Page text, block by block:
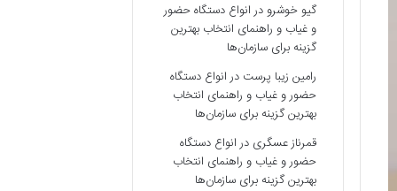
گیو خوشرو درانواع دستگاه حضور
و غیاب و راهنمای انتخاب بهترین
گزینه برای سازمان‌ها
رامین زیبا پرست درانواع دستگاه
حضور و غیاب و راهنمای انتخاب
بهترین گزینه برای سازمان‌ها
قمرناز عسگری درانواع دستگاه
حضور و غیاب و راهنمای انتخاب
بهترین گزینه برای سازمان‌ها